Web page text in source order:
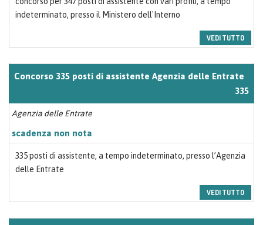
indeterminato, presso il Ministero dell'Interno
VEDI TUTTO
Concorso 335 posti di assistente Agenzia delle Entrate
335
Agenzia delle Entrate
scadenza non nota
335 posti di assistente, a tempo indeterminato, presso l’Agenzia
delle Entrate
VEDI TUTTO